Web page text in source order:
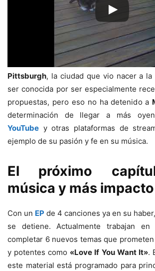
Pittsburgh, la ciudad que vio nacer a la
ser conocida por ser especialmente
propuestas, pero eso no ha detenido a
determinación de llegar a más
YouTube y otras plataformas de
ejemplo de su pasión y fe en su música.
El próximo
música y más impacto
Con un EP de 4 canciones ya en su haber,
se detiene. Actualmente trabajan
completar 6 nuevos temas que
y potentes como «Love If You Want It».
este material está programado para